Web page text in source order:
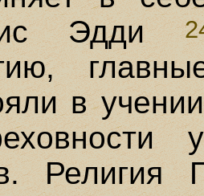
Эдди
в
Религия